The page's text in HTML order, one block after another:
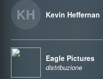
KH Kevin Heffernan
Eagle Pictures
distribuzione